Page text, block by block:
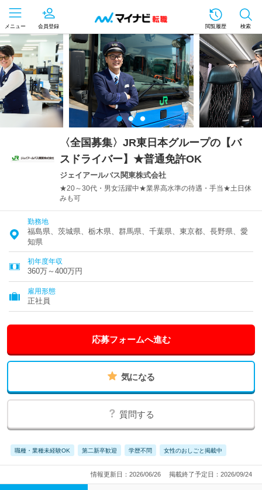
メニュー 会員登録 閲覧履歴 検索
〈全国募集〉JR東日本グループの【バ
スドライバー】★普通免許OK
ジェイアールバス関東株式会社
★20～30代・男女活躍中★業界高水準の待遇・手当★土日休
みも可
勤務地
福島県、茨城県、栃木県、群馬県、千葉県、東京都、長野県、愛
知県
初年度年収
360万～400万円
雇用形態
正社員
応募フォームへ進む
気になる
質問する
職種・業種未経験OK 第二新卒歓迎 学歴不問 女性のおしごと掲載中
情報更新日：2026/06/26 掲載終了予定日：2026/09/24